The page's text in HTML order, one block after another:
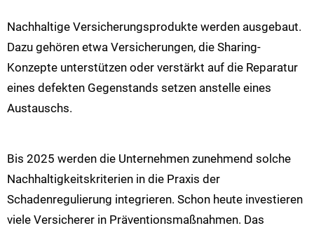
Nachhaltige Versicherungsprodukte werden ausgebaut.
Dazu gehören etwa Versicherungen, die Sharing-
Konzepte unterstützen oder verstärkt auf die Reparatur
eines defekten Gegenstands setzen anstelle eines
Austauschs.
Bis 2025 werden die Unternehmen zunehmend solche
Nachhaltigkeitskriterien in die Praxis der
Schadenregulierung integrieren. Schon heute investieren
viele Versicherer in Präventionsmaßnahmen. Das